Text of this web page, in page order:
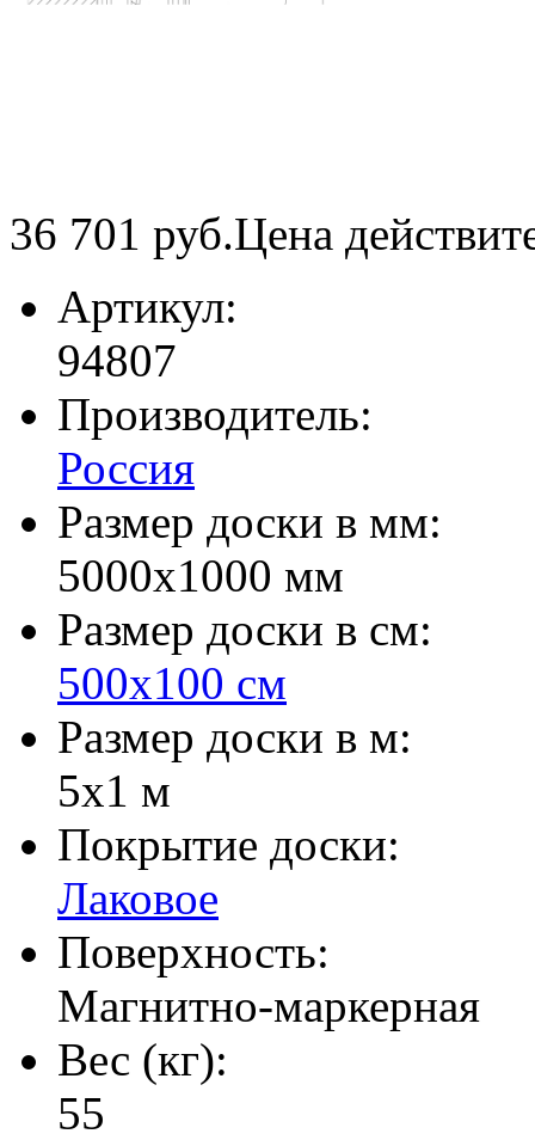
36 701 руб.Цена
Артикул:
94807
Производитель:
Россия
Размер доски в мм:
5000х1000 мм
Размер доски в см:
500х100 см
Размер доски в м:
5х1 м
Покрытие доски:
Лаковое
Поверхность:
Магнитно-маркерная
Вес (кг):
55